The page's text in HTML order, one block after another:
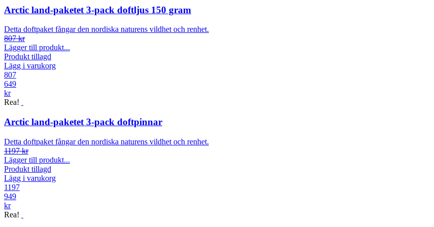
Arctic land-paketet 3-pack doftljus 150 gram
Detta doftpaket fångar den nordiska naturens vildhet och renhet.
807 kr
Lägger till produkt...
Produkt tillagd
Lägg i varukorg
807
649
kr
Rea!
Arctic land-paketet 3-pack doftpinnar
Detta doftpaket fångar den nordiska naturens vildhet och renhet.
1197 kr
Lägger till produkt...
Produkt tillagd
Lägg i varukorg
1197
949
kr
Rea!